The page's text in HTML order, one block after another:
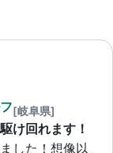
[岐阜県]
け回れます！
した！想像以